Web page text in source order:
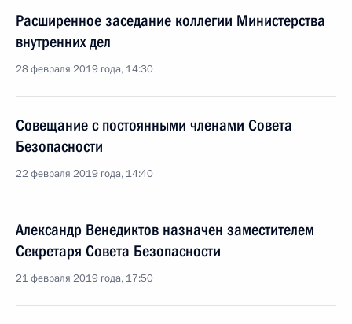
Расширенное заседание коллегии Министерства
внутренних дел
28 февраля 2019 года, 14:30
Совещание с постоянными членами Совета
Безопасности
22 февраля 2019 года, 14:40
Александр Венедиктов назначен заместителем
Секретаря Совета Безопасности
21 февраля 2019 года, 17:50